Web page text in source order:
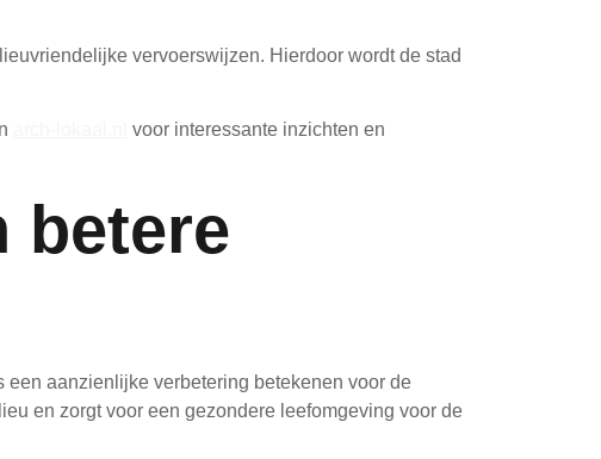
vervoerswijzen. Hierdoor wordt de stad
voor interessante inzichten en
betere
aanzienlijke verbetering betekenen voor de
en zorgt voor een gezondere leefomgeving voor de